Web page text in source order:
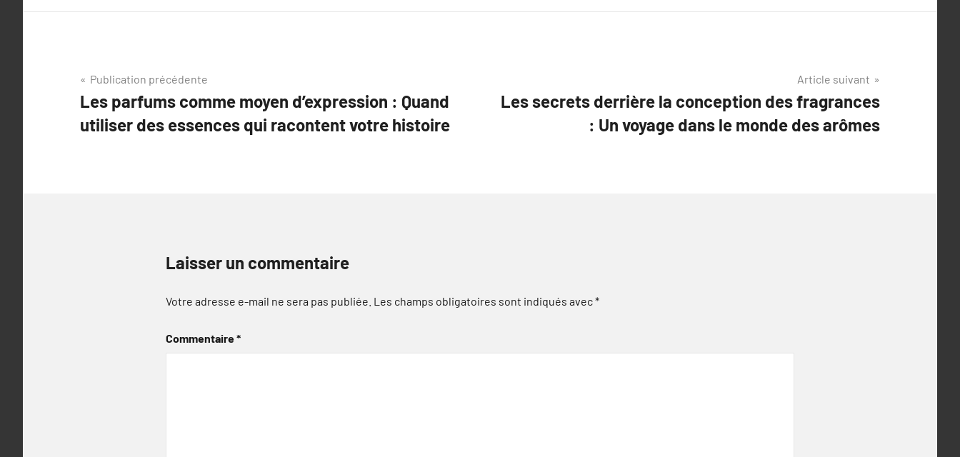
Navigation
de
l’article
Publication précédente
Les parfums comme moyen d’expression : Quand
utiliser des essences qui racontent votre histoire
Article suivant
Les secrets derrière la conception des fragrances
: Un voyage dans le monde des arômes
Laisser un commentaire
Votre adresse e-mail ne sera pas publiée. Les champs obligatoires sont indiqués avec*
Commentaire*